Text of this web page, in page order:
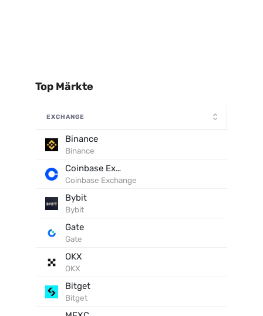
Top Märkte
EXCHANGE
Binance
Binance
Coinbase Exchange
Coinbase Exchange
Bybit
Bybit
Gate
Gate
OKX
OKX
Bitget
Bitget